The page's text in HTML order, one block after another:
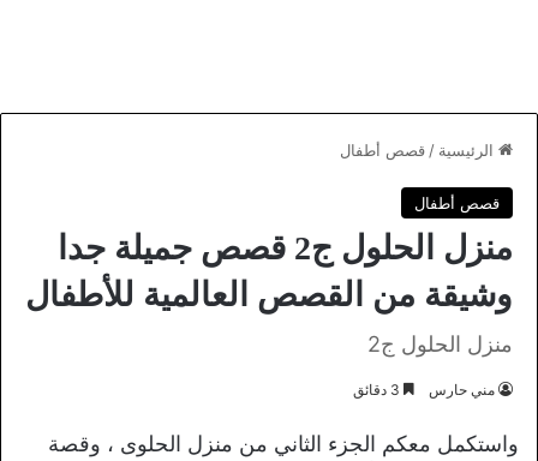
الرئيسية / قصص أطفال
قصص أطفال
منزل الحلول ج2 قصص جميلة جدا
وشيقة من القصص العالمية للأطفال
منزل الحلول ج2
مني حارس
واستكمل معكم الجزء الثاني من منزل الحلوى ، وقصة